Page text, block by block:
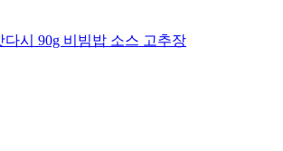
다시 90g 비빔밥 소스 고추장